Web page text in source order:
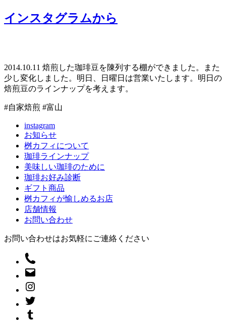
インスタグラムから
2014.10.11 焙煎した珈琲豆を陳列する棚ができました。また
少し変化しました。明日、日曜日は営業いたします。明日の
焙煎豆のラインナップを考えます。
#自家焙煎 #富山
instagram
お知らせ
桝カフィについて
珈琲ラインナップ
美味しい珈琲のために
珈琲お好み診断
ギフト商品
桝カフィが愉しめるお店
店舗情報
お問い合わせ
お問い合わせはお気軽にご連絡ください